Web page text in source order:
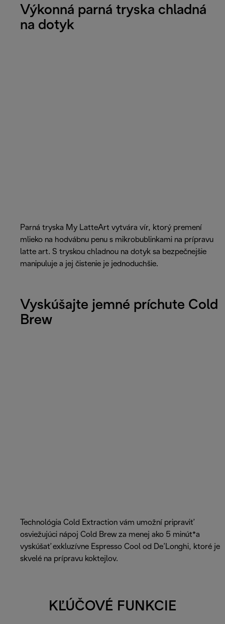
Výkonná parná tryska chladná
na dotyk
Parná tryska My LatteArt vytvára vír, ktorý premení
mlieko na hodvábnu penu s mikrobublinkami na prípravu
latte art. S tryskou chladnou na dotyk sa bezpečnejšie
manipuluje a jej čistenie je jednoduchšie.
Vyskúšajte jemné príchute Cold
Brew
Technológia Cold Extraction vám umožní pripraviť
osviežujúci nápoj Cold Brew za menej ako 5 minút*a
vyskúšať exkluzívne Espresso Cool od De’Longhi, ktoré je
skvelé na prípravu koktejlov.
KĽÚČOVÉ FUNKCIE